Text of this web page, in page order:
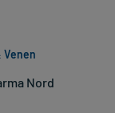
Nord
Venen